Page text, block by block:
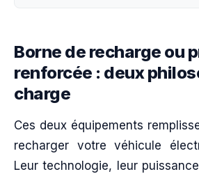
Borne de recharge ou
renforcée : deux
charge
Ces deux équipements
recharger votre véhicule
Leur technologie, leur